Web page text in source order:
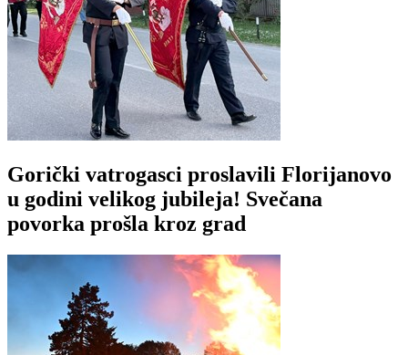
Gorički vatrogasci proslavili Florijanovo
u godini velikog jubileja! Svečana
povorka prošla kroz grad